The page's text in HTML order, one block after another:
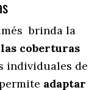
brinda la
coberturas
individuales de
adaptar